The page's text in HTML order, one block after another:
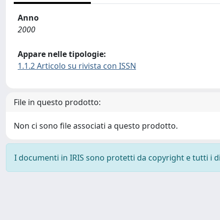
Anno
2000
Appare nelle tipologie:
1.1.2 Articolo su rivista con ISSN
File in questo prodotto:
Non ci sono file associati a questo prodotto.
I documenti in IRIS sono protetti da copyright e tutti i